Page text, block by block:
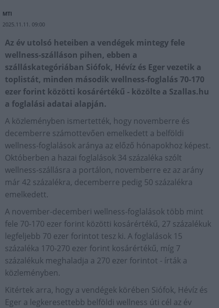
MTI
2025.11.11. 09:00
Az év utolsó heteiben a vendégek mintegy fele
wellness-szálláson pihen, ebben a
szálláskategóriában Siófok, Hévíz és Eger vezetik a
toplistát, minden második wellness-foglalás 70-170
ezer forint közötti kosárértékű - közölte a Szallas.hu
a foglalási adatai alapján.
A közleményben ismertették, hogy novemberre és
decemberre számottevően emelkedett a belföldi
wellness-foglalások aránya az előző hónapokhoz képest.
Októberben a hazai foglalások 34 százaléka szólt
wellness-szállásra a portálon, novemberre ez az arány
már 42 százalékra, decemberre pedig 50 százalékra
emelkedett.
A november-decemberi wellness-foglalások több mint
fele 70-170 ezer forint közötti kosárértékű, 27 százalékuk
legfeljebb 70 ezer forintot tesz ki. A foglalások 15
százaléka 170-270 ezer forint kosárértékű, míg 7
százalékuk meghaladja a 270 ezer forintot - írták a
közleményben.
Kitértek arra, hogy a vendégek körében Siófok, Hévíz és
Eger a legkeresettebb belföldi wellness úti cél az év